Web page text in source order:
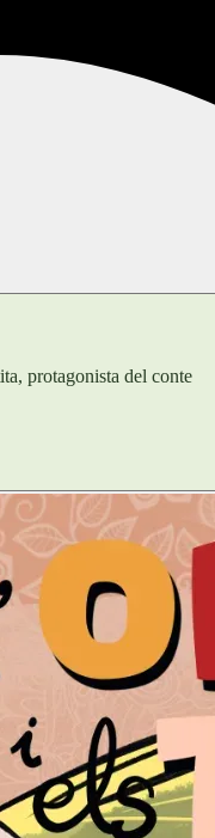
protagonista del conte